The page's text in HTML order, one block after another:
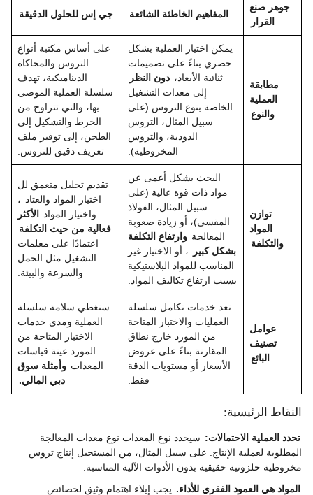
جوهر صنع
القرار
المفاهيم الخاطئة الشائعة جي إس للحلول الدقيقة
مطابقة
العملية
والنوع
يمكن اختيار العملية بشكل
حصري بناءً على تصميمات
ثنائية الأبعاد، دون النظر
إلى معدات التشغيل
الخاصة بنوع التروس (على
سبيل المثال، التروس
الدودية، والتروس
المخروطية).
على أساس مكتبة أنواع
التروس والمحاكاة
الديناميكية، تهدف
سلسلة العملية الموصى
بها، والتي تتراوح من
الخرط والتشكيل إلى
الطحن، إلى توفير ملف
تعريف دقيق للتروس.
توازن
المواد
والتكلفة
البحث بشكل أعمى عن
مواد ذات قوة عالية (على
سبيل المثال، الفولاذ
المقسى)، أو زيادة صعوبة
المعالجة وارتفاع التكلفة
بشكل كبير
، أو الاختيار غير
المناسب للمواد البلاستيكية
بسبب ارتفاع تكاليف المواد.
تقديم تحليل متعمق لل
اختيار المواد والعتاد ،
واختيار المواد
الأكثر
فعالية من حيث التكلفة
اعتمادًا على معلمات
التشغيل مثل الحمل
والسرعة والبيئة.
عوامل
تصنيف
البائع
تعد خدمات تكامل سلسلة
العمليات والاختبار المتاحة
من المورد خارج نطاق
المقارنة بناءً على عروض
الأسعار أو مستويات الدقة
فقط.
ستغطي سلامة سلسلة
العملية ومدى خدمات
الاختبار المتاحة من
المورد عينة قياسات
المعدات وأمثلة سوق
دبي المالي.
النقاط الرئيسية:
تحدد العملية الاحتمالات: سيحدد نوع المعدات نوع معدات المعالجة
المطلوبة لعملية الإنتاج. على سبيل المثال، من المستحيل إنتاج تروس
مخروطية حلزونية حقيقية بدون الأدوات الآلية المناسبة.
المواد هي العمود الفقري للأداء. يجب إيلاء اهتمام وثيق لخصائص